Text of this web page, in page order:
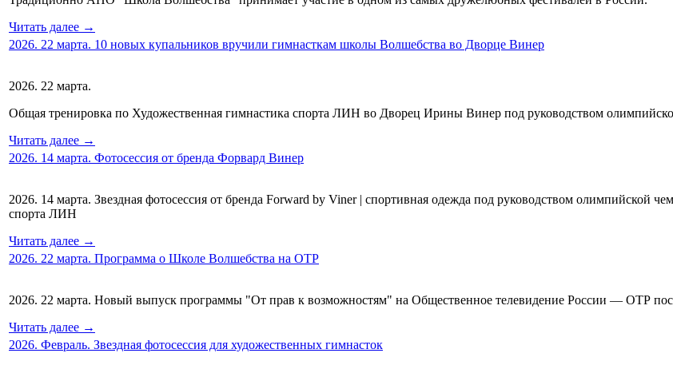
Читать далее →
2026. 22 марта. 10 новых купальников вручили гимнасткам школы Волшебства во Дворце Винер
2026. 22 марта.
Общая тренировка по Художественная гимнастика спорта ЛИН во Дворец Ирины Винер под руководством
Читать далее →
2026. 14 марта. Фотосессия от бренда Форвард Винер
2026. 14 марта. Звездная фотосессия от бренда Forward by Viner | спортивная одежда под руководством олимпийской
спорта ЛИН
Читать далее →
2026. 22 марта. Программа о Школе Волшебства на ОТР
2026. 22 марта. Новый выпуск программы "От прав к возможностям" на Общественное телевидение России — ОТР
Читать далее →
2026. Февраль. Звездная фотосессия для художественных гимнасток